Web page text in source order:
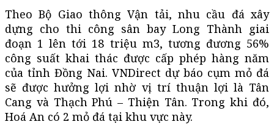
Theo Bộ Giao thông Vận tải, nhu cầu đá xây
dựng cho thi công sân bay Long Thành giai
đoạn 1 lên tới 18 triệu m3, tương đương 56%
công suất khai thác được cấp phép hàng năm
của tỉnh Đồng Nai. VNDirect dự báo cụm mỏ đá
sẽ được hưởng lợi nhờ vị trí thuận lợi là Tân
Cang và Thạch Phú – Thiện Tân. Trong khi đó,
Hoá An có 2 mỏ đá tại khu vực này.